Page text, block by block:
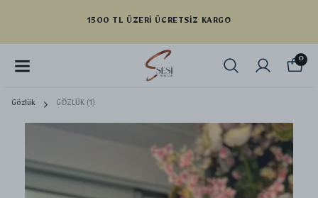
YENI SEZON ÜRÜNLER
0
Gözlük GÖZLÜK (1)